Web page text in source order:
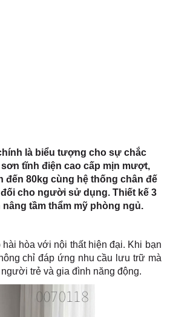
là biểu tượng cho sự chắc
tĩnh điện cao cấp mịn mượt,
80kg cùng hệ thống chân đế
cho người sử dụng. Thiết kế 3
tầm thẩm mỹ phòng ngủ.
hòa với nội thất hiện đại. Khi bạn
chỉ đáp ứng nhu cầu lưu trữ mà
trẻ và gia đình năng động.